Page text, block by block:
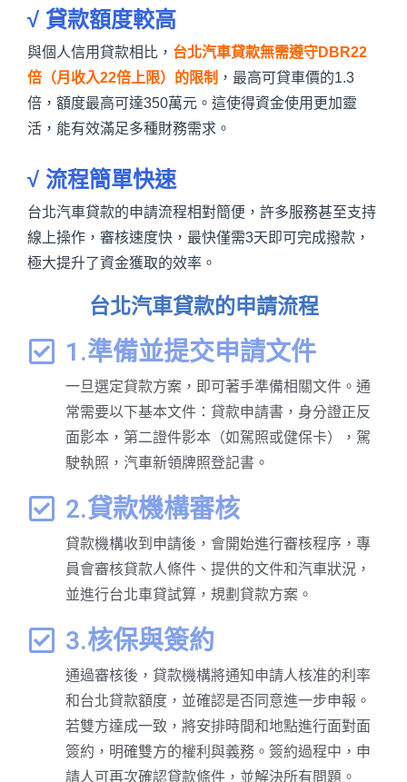
√ 貸款額度較高
與個人信用貸款相比， 台北汽車貸款無需遵守DBR22
倍（月收入22倍上限）的限制 ，最高可貸車價的1.3
倍，額度最高可達350萬元。這使得資金使用更加靈
活，能有效滿足多種財務需求。
√ 流程簡單快速
台北汽車貸款的申請流程相對簡便，許多服務甚至支持
線上操作，審核速度快，最快僅需3天即可完成撥款，
極大提升了資金獲取的效率。
台北汽車貸款的申請流程
1.準備並提交申請文件
一旦選定貸款方案，即可著手準備相關文件。通
常需要以下基本文件：貸款申請書，身分證正反
面影本，第二證件影本（如駕照或健保卡），駕
駛執照，汽車新領牌照登記書。
2.貸款機構審核
貸款機構收到申請後，會開始進行審核程序，專
員會審核貸款人條件、提供的文件和汽車狀況，
並進行台北車貸試算，規劃貸款方案。
3.核保與簽約
通過審核後，貸款機構將通知申請人核准的利率
和台北貸款額度，並確認是否同意進一步申報。
若雙方達成一致，將安排時間和地點進行面對面
簽約，明確雙方的權利與義務。簽約過程中，申
請人可再次確認貸款條件，並解決所有問題。